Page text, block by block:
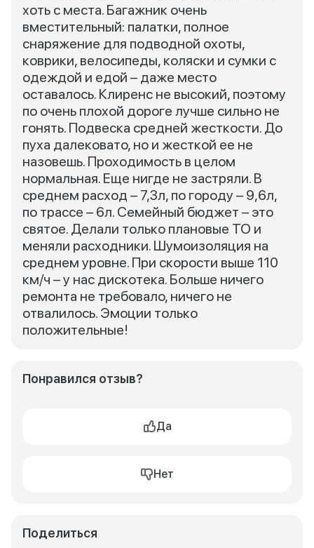
хоть с места. Багажник очень
вместительный: палатки, полное
снаряжение для подводной охоты,
коврики, велосипеды, коляски и сумки с
одеждой и едой – даже место
оставалось. Клиренс не высокий, поэтому
по очень плохой дороге лучше сильно не
гонять. Подвеска средней жесткости. До
пуха далековато, но и жесткой ее не
назовешь. Проходимость в целом
нормальная. Еще нигде не застряли. В
среднем расход – 7,3л, по городу – 9,6л,
по трассе – 6л. Семейный бюджет – это
святое. Делали только плановые ТО и
меняли расходники. Шумоизоляция на
среднем уровне. При скорости выше 110
км/ч – у нас дискотека. Больше ничего
ремонта не требовало, ничего не
отвалилось. Эмоции только
положительные!
Понравился отзыв?
Да
Нет
Поделиться